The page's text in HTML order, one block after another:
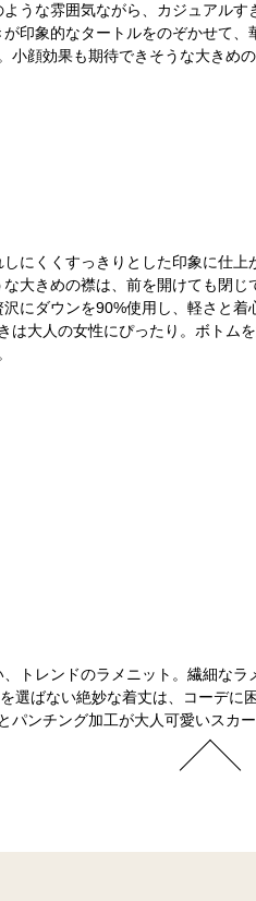
ような雰囲気ながら、カジュアルす
が印象的なタートルをのぞかせて
顔効果も期待できそうな大き
にくくすっきりとした印象に仕上
大きめの襟は、前を開けても閉
沢にダウンを90%使用し、軽さと着
大人の女性にぴったり。ボト
トレンドのラメニット。繊細なラ
選ばない絶妙な着丈は、コーデに
パンチング加工が大人可愛いスカ